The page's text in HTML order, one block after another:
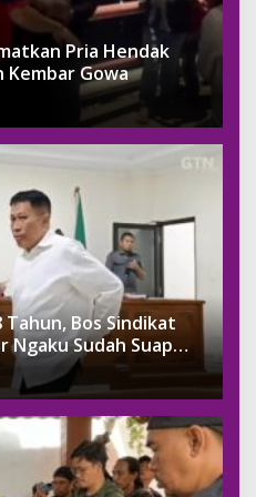
Pria Hendak
Kembar Gowa
Bos Sindikat
Ngaku Sudah Suap